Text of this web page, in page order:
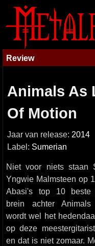
Review
Animals As
Of Motion
Jaar van release: 2014
Label: Sumerian
Niet voor niets staan
Yngwie Malmsteen op
Abasi's top 10 beste
brein achter
wordt wel het
op deze
en dat is niet zomaar.